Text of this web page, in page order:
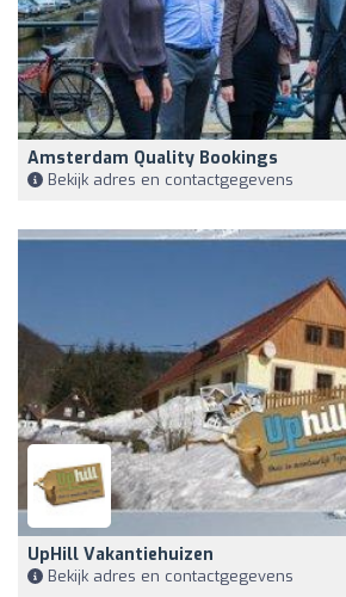
Amsterdam Quality Bookings
Bekijk adres en contactgegevens
UpHill Vakantiehuizen
Bekijk adres en contactgegevens